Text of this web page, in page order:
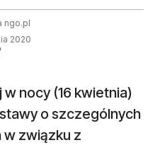
ngo.pl
2020
nocy (16 kwietnia)
o szczególnych
związku z